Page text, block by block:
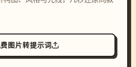
图片转提示词